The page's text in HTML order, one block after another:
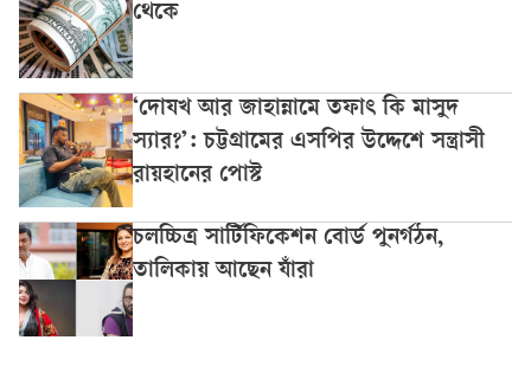
থেকে
‘দোযখ আর জাহান্নামে তফাৎ কি মাসুদ
স্যার?’: চট্টগ্রামের এসপির উদ্দেশে সন্ত্রাসী
রায়হানের পোস্ট
চলচ্চিত্র সার্টিফিকেশন বোর্ড পুনর্গঠন,
তালিকায় আছেন যাঁরা